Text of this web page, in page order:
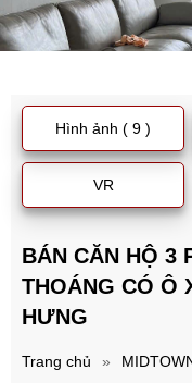
Hình ảnh ( 9 )
VR
BÁN CĂN HỘ 3
THOÁNG CÓ Ô
HƯNG
Trang chủ »